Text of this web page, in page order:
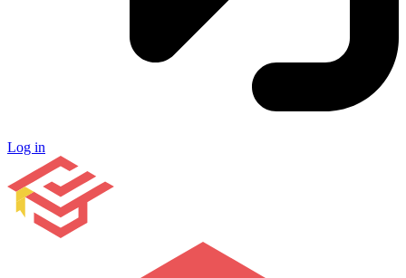
Log in